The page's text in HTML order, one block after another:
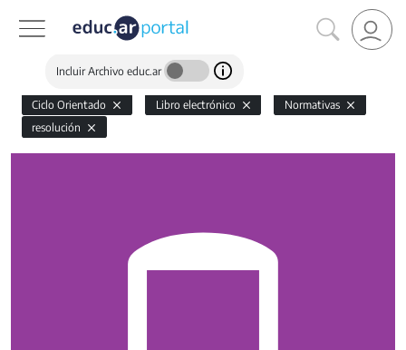
Incluir Archivo educ.ar
Ciclo Orientado Libro electrónico
Normativas
resolución